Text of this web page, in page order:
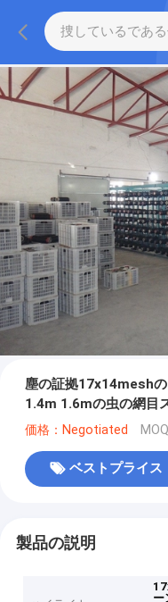
塵の証拠17x14mesh
1.4m 1.6mの虫の網目
価格：Negotiated
ベストプライス
製品の説明
ー